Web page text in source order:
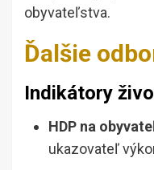
obyvateľstva.
Ďalšie
Indikátory
HDP na
ukazovateľ